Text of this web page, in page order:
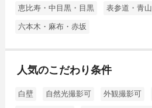
恵比寿・中目黒・目黒 表参道・青山
六本木・麻布・赤坂
人気のこだわり条件
白壁 自然光撮影可 外観撮影可